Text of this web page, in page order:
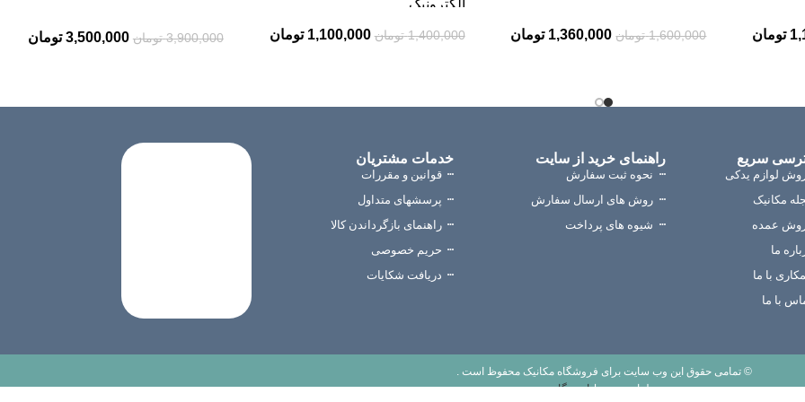
تومان 1,600,000 تومان 1,360,000 تومان
الکترونیک
1,400,000 تومان 1,100,000 تومان 3,900,000 تومان 3,500,000 تومان
سریع
لوازم یدکی
مکانیک
عمده
ما
با ما
با ما
راهنمای خرید از سایت
نحوه ثبت سفارش
روش های ارسال سفارش
شیوه های پرداخت
خدمات مشتریان
قوانین و مقررات
پرسشهای متداول
راهنمای بازگرداندن کالا
حریم خصوصی
دریافت شکایات
© تمامی حقوق این وب سایت برای فروشگاه مکانیک محفوظ است .
طراحی توسطایده نگار